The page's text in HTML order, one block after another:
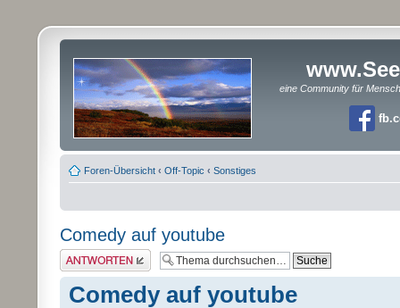
eine Community für
Foren-Übersicht ‹ Off-Topic ‹ Sonstiges
Comedy auf youtube
Antwort erstellen
Comedy auf youtube